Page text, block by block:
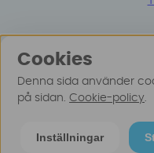
Cookies
Denna sida använder
på sidan. Cookie-policy.
Inställningar